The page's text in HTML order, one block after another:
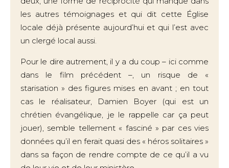
les autres témoignages et qui dit cette Église
locale déjà présente aujourd’hui et qui l’est avec
un clergé local aussi.
Pour le dire autrement, il y a du coup – ici comme
dans le film précédent –, un risque de «
starisation » des figures mises en avant ; en tout
cas le réalisateur, Damien Boyer (qui est un
chrétien évangélique, je le rappelle car ça peut
jouer), semble tellement « fasciné » par ces vies
données qu’il en ferait quasi des « héros solitaires »
dans sa façon de rendre compte de ce qu’il a vu